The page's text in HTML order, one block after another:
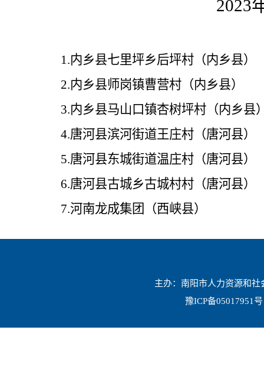
2023
1.内乡县七里坪乡后坪村（内乡县）
2.内乡县师岗镇曹营村（内乡县）
3.内乡县马山口镇杏树坪村（内乡县
4.唐河县滨河街道王庄村（唐河县）
5.唐河县东城街道温庄村（唐河县）
6.唐河县古城乡古城村村（唐河县）
7.河南龙成集团（西峡县）
主办：南阳市人力资源和
豫ICP备05017951号